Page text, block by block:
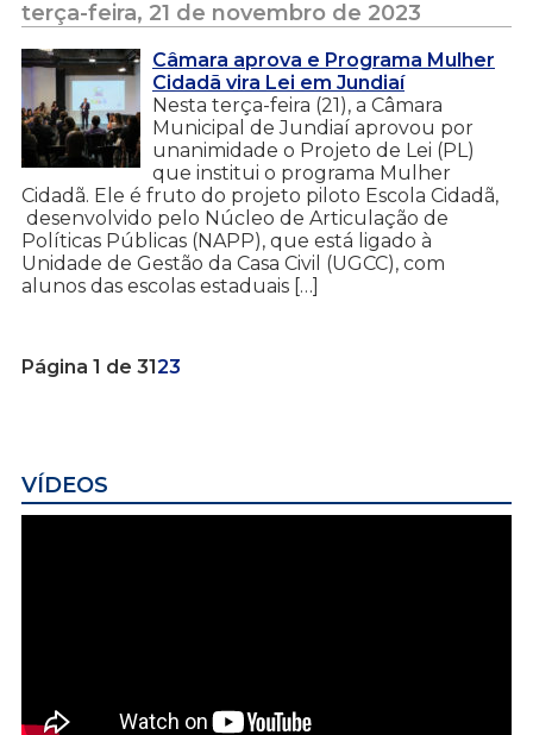
terça-feira, 21 de novembro de 2023
Câmara aprova e Programa Mulher
Cidadã vira Lei em Jundiaí
Nesta terça-feira (21), a Câmara
Municipal de Jundiaí aprovou por
unanimidade o Projeto de Lei (PL)
que institui o programa Mulher
Cidadã. Ele é fruto do projeto piloto Escola Cidadã,
desenvolvido pelo Núcleo de Articulação de
Políticas Públicas (NAPP), que está ligado à
Unidade de Gestão da Casa Civil (UGCC), com
alunos das escolas estaduais […]
Página 1 de 3123
VÍDEOS